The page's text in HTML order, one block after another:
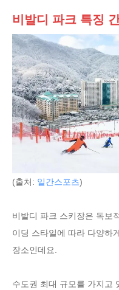
비발디 파크 특징
(출처: 일간스포츠)
비발디 파크 스키장은 독보
이딩 스타일에 따라 다양하
장소인데요.
수도권 최대 규모를 가지고